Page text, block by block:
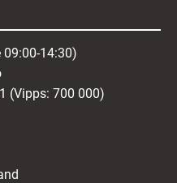
14:30)
(Vipps: 700 000)